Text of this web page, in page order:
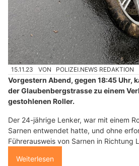
15.11.23 VON POLIZEI.NEWS REDAKTION
Vorgestern Abend, gegen 18:45 Uhr,
der Glaubenbergstrasse zu einem
gestohlenen Roller.
Der 24-jährige Lenker, war mit einem
Sarnen entwendet hatte, und ohne
Führerausweis von Sarnen in Richtung
Weiterlesen